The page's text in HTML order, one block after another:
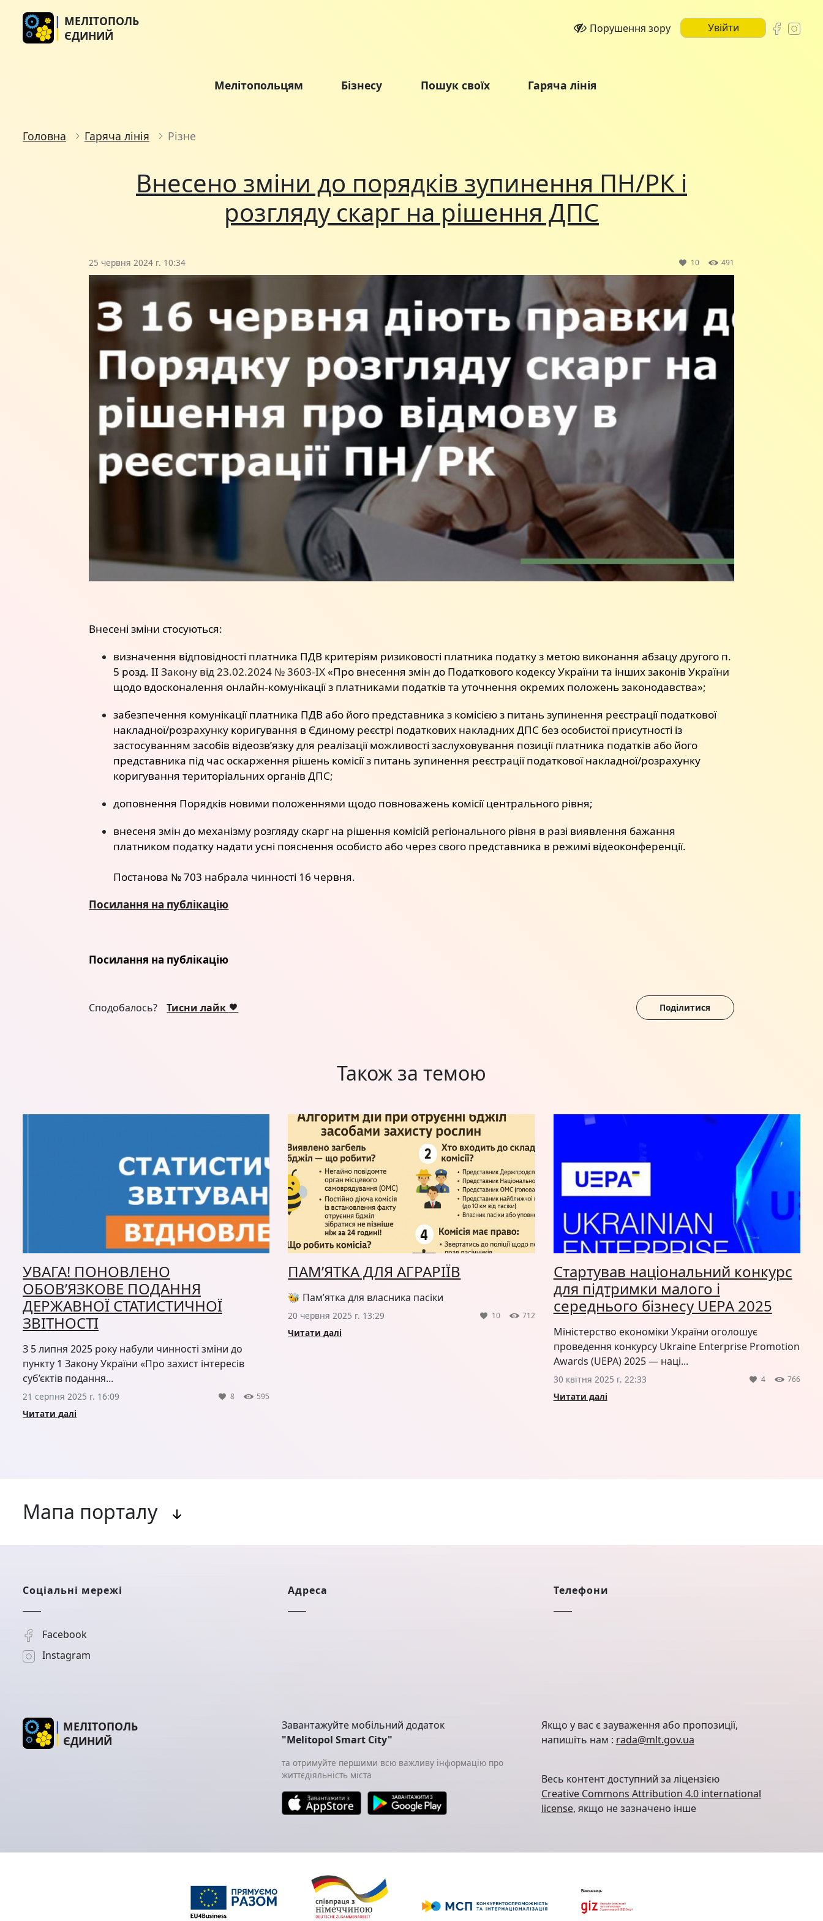
МЕЛІТОПОЛЬ
ЄДИНИЙ
Порушення зору Увійти
Мелітопольцям Бізнесу Пошук своїх Гаряча лінія
Головна Гаряча лінія Різне
Внесено зміни до порядків зупинення ПН/РК і
розгляду скарг на рішення ДПС
25 червня 2024 г. 10:34 10 491
Внесені зміни стосуються:
визначення відповідності платника ПДВ критеріям ризиковості платника податку з метою виконання абзацу другого п.
5 розд. ІІЗакону від 23.02.2024 № 3603-ІХ«Про внесення змін до Податкового кодексу України та інших законів України
щодо вдосконалення онлайн-комунікації з платниками податків та уточнення окремих положень законодавства»;
забезпечення комунікації платника ПДВ або його представника з комісією з питань зупинення реєстрації податкової
накладної/розрахунку коригування в Єдиному реєстрі податкових накладних ДПС без особистої присутності із
застосуванням засобів відеозв’язку для реалізації можливості заслуховування позиції платника податків або його
представника під час оскарження рішень комісії з питань зупинення реєстрації податкової накладної/розрахунку
коригування територіальних органів ДПС;
доповнення Порядків новими положеннями щодо повноважень комісії центрального рівня;
внесеня змін до механізму розгляду скарг на рішення комісій регіонального рівня в разі виявлення бажання
платником податку надати усні пояснення особисто або через свого представника в режимі відеоконференції.
Постанова № 703 набрала чинності 16 червня.
Посилання на публікацію
Посилання на публікацію
Сподобалось? Тисни лайк Поділитися
Також за темою
УВАГА! ПОНОВЛЕНО
ОБОВ’ЯЗКОВЕ ПОДАННЯ
ДЕРЖАВНОЇ СТАТИСТИЧНОЇ
ЗВІТНОСТІ
З 5 липня 2025 року набули чинності зміни до
пункту 1 Закону України «Про захист інтересів
суб’єктів подання...
21 серпня 2025 г. 16:09 8 595
Читати далі
ПАМ’ЯТКА ДЛЯ АГРАРІЇВ
🐝 Пам’ятка для власника пасіки
20 червня 2025 г. 13:29 10 712
Читати далі
Стартував національний конкурс
для підтримки малого і
середнього бізнесу UEPA 2025
Міністерство економіки України оголошує
проведення конкурсу Ukraine Enterprise Promotion
Awards (UEPA) 2025 — наці...
30 квітня 2025 г. 22:33 4 766
Читати далі
Мапа порталу
Соціальні мережі
Facebook
Instagram
Адреса Телефони
МЕЛІТОПОЛЬ
ЄДИНИЙ
Завантажуйте мобільний додаток
"Melitopol Smart City"
та отримуйте першими всю важливу інформацію про
життєдіяльність міста
Якщо у вас є зауваження або пропозиції,
напишіть нам : rada@mlt.gov.ua
Весь контент доступний за ліцензією
Creative Commons Attribution 4.0 international
license, якщо не зазначено інше